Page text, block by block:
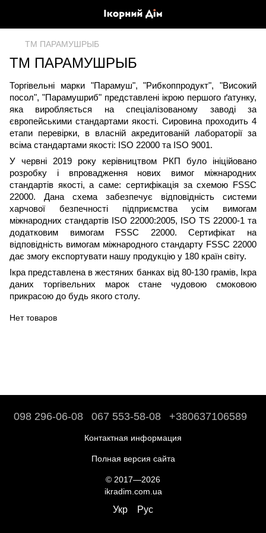
ТМ ПАРАМУШРЫБ
ТМ ПАРАМУШРЫБ
Торгівельні марки "Парамуш","Рибкоппродукт", "Високий
посол", "Парамушриб" представлені ікрою першого ґатунку,
яка виробляється на спеціалізованому заводі за
європейськими стандартами якості. Сировина проходить 4
етапи перевірки, в власній акредитованій лабораторії за
всіма стандартами якості:
ISO 22000 та ISO 9001.
У червні 2019 року керівництвом РКП було ініційовано
розробку і впровадження нових вимог міжнародних
стандартів якості, а саме: сертифікація за схемою FSSC
22000. Дана схема забезпечує відповідність системи
харчової безпечності підприємства усім вимогам
міжнародних стандартів ISO 22000:2005, ISO TS 22000-1 та
додатковим вимогам FSSC 22000. Сертифікат на
відповідність вимогам міжнародного стандарту FSSC 22000
дає змогу експортувати нашу продукцію у 180 країн світу.
Ікра представлена в жестяних банках від 80-130 грамів, Ікра
даних торгівельних марок стане чудовою смоковою
прикрасою до будь якого столу.
Нет товаров
098 296-06-08 067 553-58-08 +380637106589
Контактная информация
Полная версия сайта
© 2017—2026
ikradim.com.ua
Укр Рус